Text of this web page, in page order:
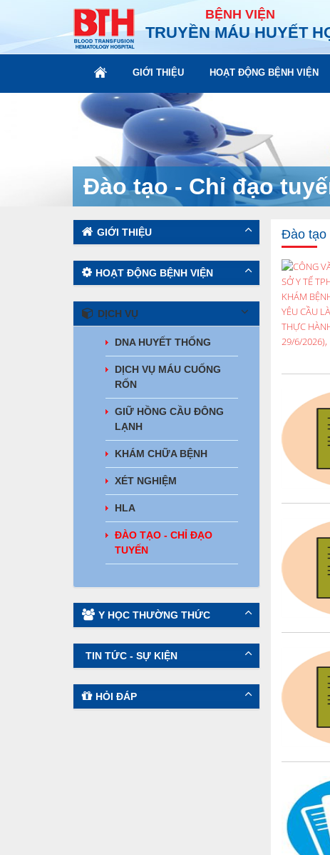
BỆNH VIỆN
TRUYỀN MÁU HUYẾT
GIỚI THIỆU HOẠT ĐỘNG BỆNH VIỆN
Đào tạo - Chỉ đạo
GIỚI THIỆU
HOẠT ĐỘNG BỆNH VIỆN
DỊCH VỤ
DNA HUYẾT THỐNG
DỊCH VỤ MÁU CUỐNG
RỐN
GIỮ HỒNG CẦU ĐÔNG
LẠNH
KHÁM CHỮA BỆNH
XÉT NGHIỆM
HLA
ĐÀO TẠO - CHỈ ĐẠO
TUYẾN
Y HỌC THƯỜNG THỨC
TIN TỨC - SỰ KIỆN
HỎI ĐÁP
Đào tạo